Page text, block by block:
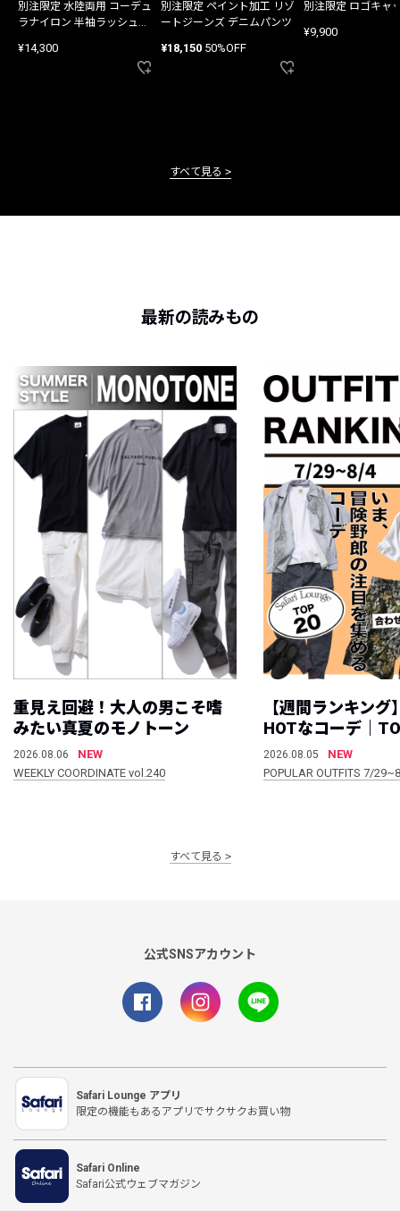
別注限定 水陸両用 コーデュ
ラナイロン 半袖ラッシュガ
¥14,300
別注限定 ペイント加工 リゾ
ートジーンズ デニムパンツ
¥18,150 50%OFF
別注限定 ロゴキャ
¥9,900
すべて見る
最新の読みもの
重見え回避！大人の男こそ嗜
みたい真夏のモノトーン
2026.08.06
NEW
WEEKLY COORDINATE vol.240
【週間ランキング
HOTなコーデ｜
2026.08.05
NEW
POPULAR OUTFITS 7/
すべて見る
公式SNSアカウント
Safari Lounge アプリ
限定の機能もあるアプリでサクサクお買い物
Safari Online
Safari公式ウェブマガジン